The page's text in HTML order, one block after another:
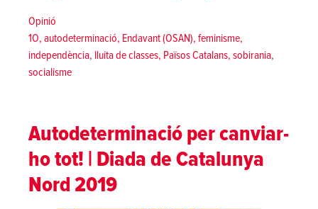
Posted in
Opinió
Tags:
1O, autodeterminació, Endavant (OSAN), feminisme,
independència, lluita de classes, Països Catalans, sobirania,
socialisme
Autodeterminació per canviar-
ho tot! | Diada de Catalunya
Nord 2019